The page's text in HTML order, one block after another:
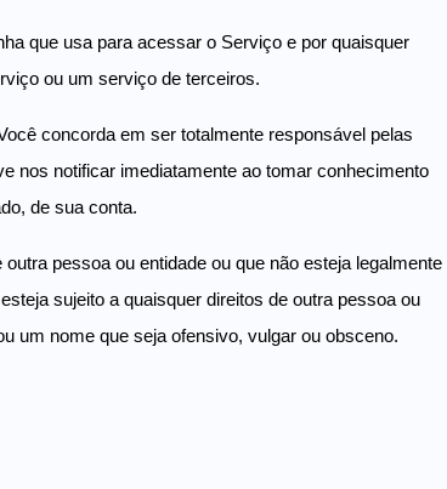
que usa para acessar o Serviço e por quaisquer
ou um serviço de terceiros.
concorda em ser totalmente responsável pelas
nos notificar imediatamente ao tomar conhecimento
de sua conta.
pessoa ou entidade ou que não esteja legalmente
sujeito a quaisquer direitos de outra pessoa ou
um nome que seja ofensivo, vulgar ou obsceno.